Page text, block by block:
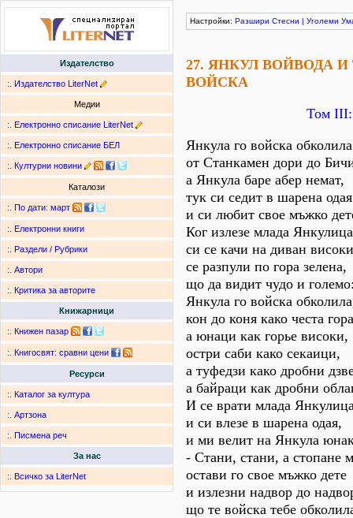
Издателство
:. Издателство LiterNet
Медии
:. Електронно списание LiterNet
:. Електронно списание БЕЛ
:. Културни новини
Каталози
:. По дати: март
:. Електронни книги
:. Раздели / Рубрики
:. Автори
:. Критика за авторите
Книжарници
:. Книжен пазар
:. Книгосвят: сравни цени
Ресурси
:. Каталог за култура
:. Артзона
:. Писмена реч
За нас
:. Всичко за LiterNet
Настройки: Разшири Стесни | Уголеми
27. ЯНКУЛ ВОЙВОДА И
ВОЙСКА
Том
Янкула го войска обколила
от Станкамен дори до
а Янкула баре абер немат,
тук си седит в шарена одая
и си любит свое мъжко
Ког излезе млада
си се качи на диван
се разпули по гора зелена,
що да видит чудо и
Янкула го войска
кон до коня како честа
а юнаци как горье високи,
остри саби како секаици,
а туфедзи како дробни
а байраци как дробни
И се врати млада
и си влезе в шарена одая,
и ми велит на Янкула
- Стани, стани, а стопане
остави го свое мъжко дете
и излезни надвор до
що те войска тебе